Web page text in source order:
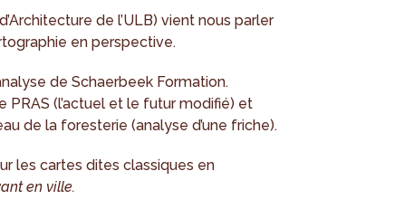
de l’ULB) vient nous parler
en perspective.
de Schaerbeek Formation.
(l’actuel et le futur modifié) et
de la foresterie (analyse d’une friche).
les cartes dites classiques en
en ville.